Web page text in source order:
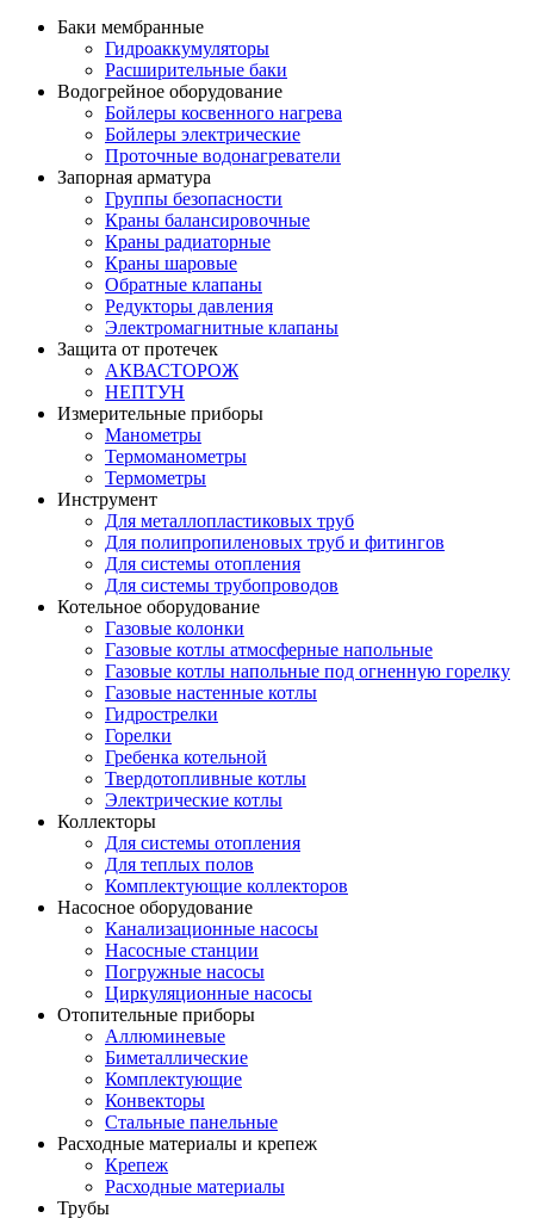
Баки мембранные
Гидроаккумуляторы
Расширительные баки
Водогрейное оборудование
Бойлеры косвенного нагрева
Бойлеры электрические
Проточные водонагреватели
Запорная арматура
Группы безопасности
Краны балансировочные
Краны радиаторные
Краны шаровые
Обратные клапаны
Редукторы давления
Электромагнитные клапаны
Защита от протечек
АКВАСТОРОЖ
НЕПТУН
Измерительные приборы
Манометры
Термоманометры
Термометры
Инструмент
Для металлопластиковых труб
Для полипропиленовых труб и фитингов
Для системы отопления
Для системы трубопроводов
Котельное оборудование
Газовые колонки
Газовые котлы атмосферные напольные
Газовые котлы напольные под огненную горелку
Газовые настенные котлы
Гидрострелки
Горелки
Гребенка котельной
Твердотопливные котлы
Электрические котлы
Коллекторы
Для системы отопления
Для теплых полов
Комплектующие коллекторов
Насосное оборудование
Канализационные насосы
Насосные станции
Погружные насосы
Циркуляционные насосы
Отопительные приборы
Аллюминевые
Биметаллические
Комплектующие
Конвекторы
Стальные панельные
Расходные материалы и крепеж
Крепеж
Расходные материалы
Трубы